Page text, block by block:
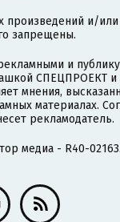
и/
запрещены.
и
СПЕЦПРОЕКТ
мнения,
материалах.
рекламодатель.
медиа - R40-02163.